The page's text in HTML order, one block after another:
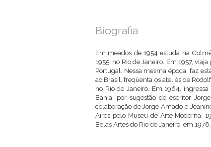
Biografia
Em meados de 1954 estuda na
1955, no Rio de Janeiro. Em 1957,
Portugal. Nessa mesma época, faz
ao Brasil, freqüenta os ateliês de
no Rio de Janeiro. Em 1964,
Bahia, por sugestão do escritor
colaboração de Jorge Amado e
Aires pelo Museu de Arte Moderna,
Belas Artes do Rio de Janeiro, em 1978.